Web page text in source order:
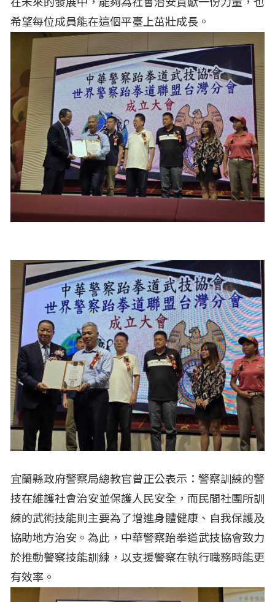
希望每位成員能在這個平臺上茁壯成長。
宜蘭縣政府警察局總教官曾正公表示：警察訓練的警
技在維護社會治安並保護人民安全，而民間社團所訓
練的武術技能則主要為了增進身體健康、自我保護及
協助地方治安。為此，中華警察跆拳道武技協會致力
於推動警察技能訓練，以支援警察在執行職務時能更
有效率。